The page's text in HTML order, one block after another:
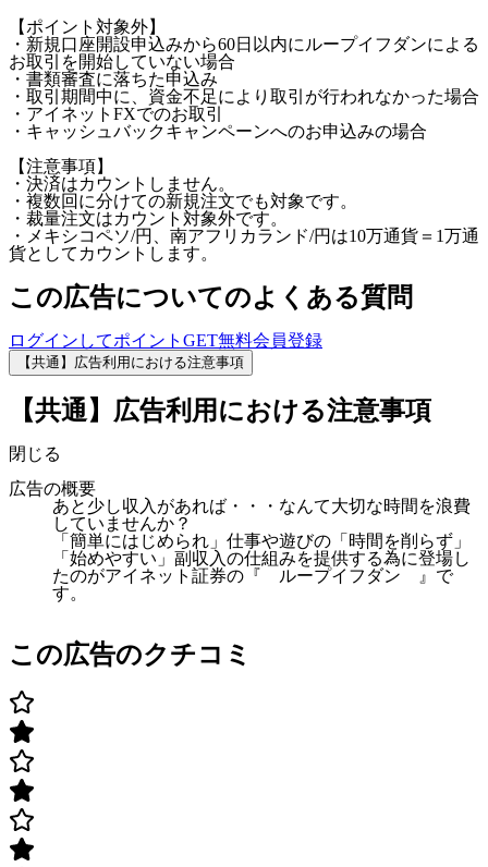
【ポイント対象外】
・新規口座開設申込みから60日以内にループイフダンによる
お取引を開始していない場合
・書類審査に落ちた申込み
・取引期間中に、資金不足により取引が行われなかった場合
・アイネットFXでのお取引
・キャッシュバックキャンペーンへのお申込みの場合
【注意事項】
・決済はカウントしません。
・複数回に分けての新規注文でも対象です。
・裁量注文はカウント対象外です。
・メキシコペソ/円、南アフリカランド/円は10万通貨＝1万通
貨としてカウントします。
この広告についてのよくある質問
ログインしてポイントGET無料会員登録
【共通】広告利用における注意事項
【共通】広告利用における注意事項
閉じる
広告の概要
あと少し収入があれば・・・なんて大切な時間を浪費
していませんか？
「簡単にはじめられ」仕事や遊びの「時間を削らず」
「始めやすい」副収入の仕組みを提供する為に登場し
たのがアイネット証券の『 ループイフダン 』で
す。
この広告のクチコミ